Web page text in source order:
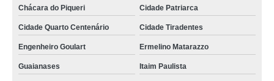
Chácara do Piqueri Cidade Patriarca
Cidade Quarto Centenário Cidade Tiradentes
Engenheiro Goulart Ermelino Matarazzo
Guaianases Itaim Paulista